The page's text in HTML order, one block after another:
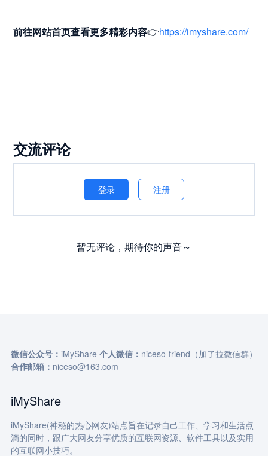
前往网站首页查看更多精彩内容👉https://imyshare.com/
交流评论
登录 注册
暂无评论，期待你的声音～
微信公众号： iMyShare 个人微信： niceso-friend（加了拉微信群）
合作邮箱： niceso@163.com
iMyShare
iMyShare(神秘的热心网友)站点旨在记录自己工作、学习和生活点
滴的同时，跟广大网友分享优质的互联网资源、软件工具以及实用
的互联网小技巧。